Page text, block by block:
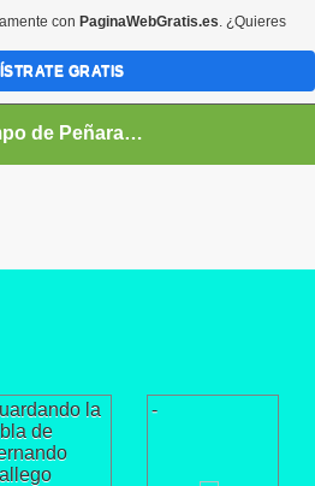
El Campo de Peñaranda (Salamanca)
la
de
-
con PaginaWebGratis.es. ¿Quieres
GRATIS